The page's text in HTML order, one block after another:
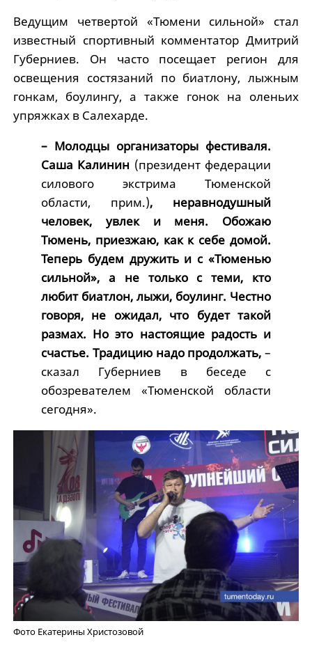
Ведущим четвертой «Тюмени сильной» стал
известный спортивный комментатор Дмитрий
Губерниев. Он часто посещает регион для
освещения состязаний по биатлону, лыжным
гонкам, боулингу, а также гонок на оленьих
упряжках в Салехарде.
– Молодцы организаторы фестиваля.
Саша Калинин (президент федерации
силового экстрима Тюменской
области, прим.), неравнодушный
человек, увлек и меня. Обожаю
Тюмень, приезжаю, как к себе домой.
Теперь будем дружить и с «Тюменью
сильной», а не только с теми, кто
любит биатлон, лыжи, боулинг. Честно
говоря, не ожидал, что будет такой
размах. Но это настоящие радость и
счастье. Традицию надо продолжать, –
сказал Губерниев в беседе с
обозревателем «Тюменской области
сегодня».
Фото Екатерины Христозовой